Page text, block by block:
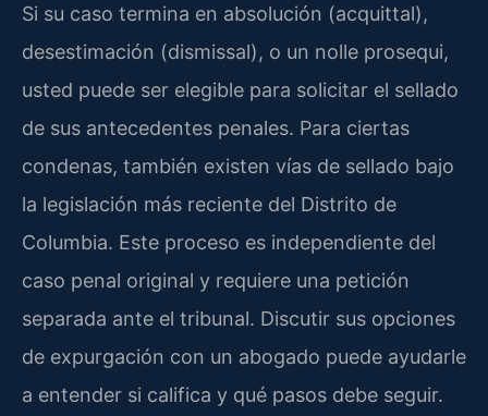
Si su caso termina en absolución (acquittal),
desestimación (dismissal), o un nolle prosequi,
usted puede ser elegible para solicitar el sellado
de sus antecedentes penales. Para ciertas
condenas, también existen vías de sellado bajo
la legislación más reciente del Distrito de
Columbia. Este proceso es independiente del
caso penal original y requiere una petición
separada ante el tribunal. Discutir sus opciones
de expurgación con un abogado puede ayudarle
a entender si califica y qué pasos debe seguir.